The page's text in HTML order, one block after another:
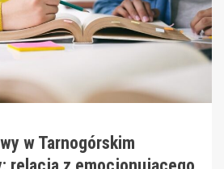
w Tarnogórskim